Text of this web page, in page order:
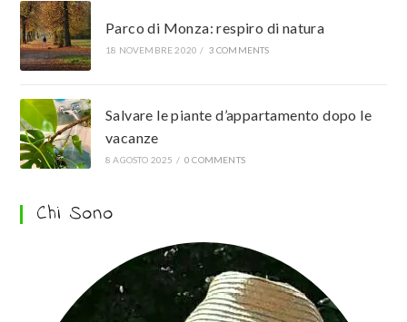
Parco di Monza: respiro di natura
18 NOVEMBRE 2020 / 3 COMMENTS
Salvare le piante d’appartamento dopo le
vacanze
8 AGOSTO 2025 / 0 COMMENTS
Chi Sono